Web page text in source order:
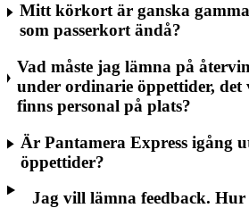
Mitt körkort är ganska
som passerkort ändå?
Vad måste jag lämna på
under ordinarie öppettider, det
finns personal på plats?
Är Pantamera Express igång
öppettider?
Jag vill lämna feedback.